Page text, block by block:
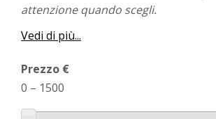
attenzione quando scegli.
Vedi di più...
Prezzo €
0 – 1500